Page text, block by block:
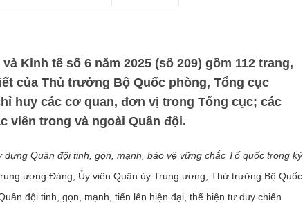
Kinh tế số 6 năm 2025 (số 209) gồm 112 trang,
của Thủ trưởng Bộ Quốc phòng, Tổng cục
huy các cơ quan, đơn vị trong Tổng cục; các
viên trong và ngoài Quân đội.
dựng Quân đội tinh, gọn, mạnh, bảo vệ vững chắc Tổ quốc trong kỷ
ương Đảng, Ủy viên Quân ủy Trung ương, Thứ trưởng Bộ Quốc
đội tinh, gọn, mạnh, tiến lên hiện đại, thể hiện tư duy chiến